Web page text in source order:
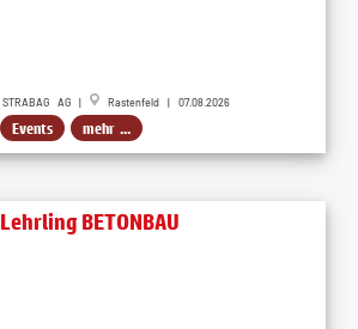
STRABAG AG | Rastenfeld | 07.08.2026
Events mehr ...
Lehrling BETONBAU